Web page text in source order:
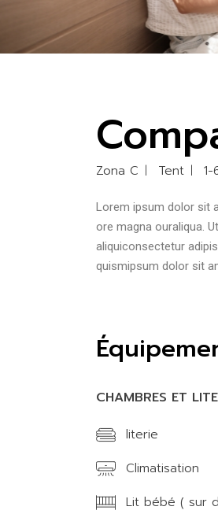
Zona C Tent
Lorem ipsum dolor sit
ore magna ouraliqua.
aliquiconsectetur
quismipsum dolor sit
CHAMBRES ET
literie
Climatisation
Lit bébé ( sur